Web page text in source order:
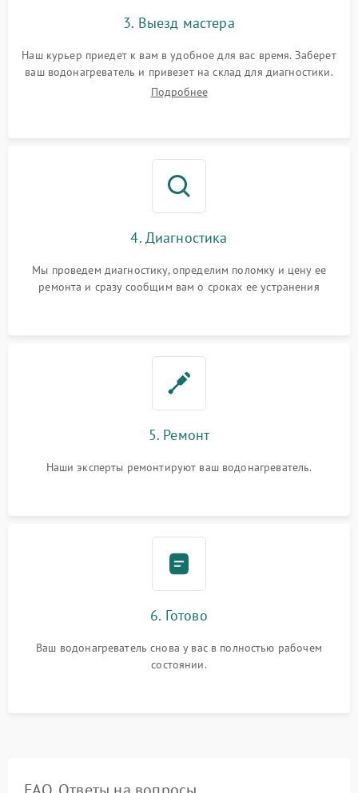
3. Выезд мастера
Наш курьер приедет к вам в удобное для вас время. Заберет
ваш водонагреватель и привезет на склад для диагностики.
Подробнее
4. Диагностика
Мы проведем диагностику, определим поломку и цену ее
ремонта и сразу сообщим вам о сроках ее устранения
5. Ремонт
Наши эксперты ремонтируют ваш водонагреватель.
6. Готово
Ваш водонагреватель снова у вас в полностью рабочем
состоянии.